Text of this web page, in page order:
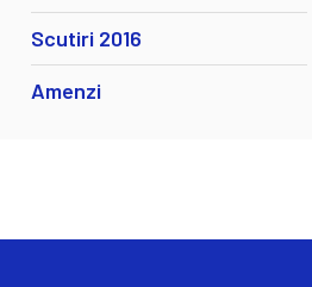
Scutiri 2016
Amenzi